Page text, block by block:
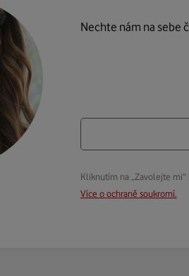
Nechte nám na sebe
Kliknutím na „Zavolejte
Více o ochraně soukromí.